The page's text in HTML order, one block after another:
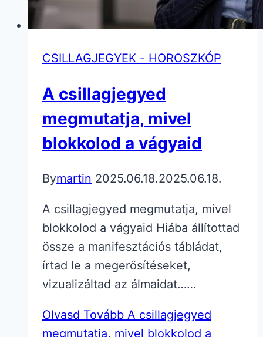
CSILLAGJEGYEK - HOROSZKÓP
A csillagjegyed
megmutatja, mivel
blokkolod a vágyaid
Bymartin 2025.06.18.2025.06.18.
A csillagjegyed megmutatja, mivel
blokkolod a vágyaid Hiába állítottad
össze a manifesztációs tábládat,
írtad le a megerősítéseket,
vizualizáltad az álmaidat……
Olvasd Tovább A csillagjegyed
megmutatja, mivel blokkolod a